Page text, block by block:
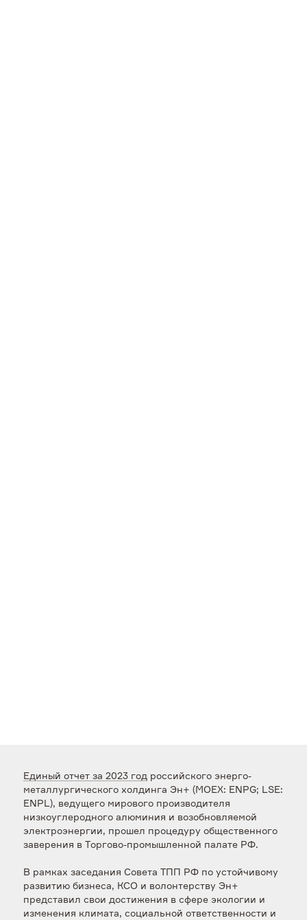
Единый отчет за 2023 годроссийского энерго-
металлургического холдинга Эн+ (MOEX: ENPG; LSE:
ENPL), ведущего мирового производителя
низкоуглеродного алюминия и возобновляемой
электроэнергии, прошел процедуру общественного
заверения в Торгово-промышленной палате РФ.
В рамках заседания Совета ТПП РФ по устойчивому
развитию бизнеса, КСО и волонтерству Эн+
представил свои достижения в сфере экологии и
изменения климата, социальной ответственности и